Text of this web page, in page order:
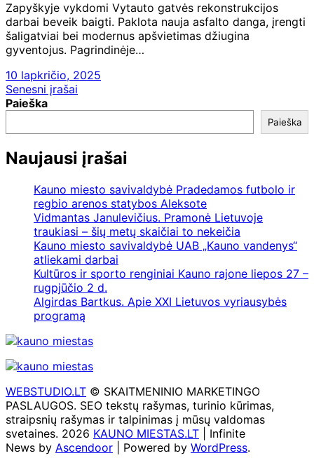
Zapyškyje vykdomi Vytauto gatvės rekonstrukcijos
darbai beveik baigti. Paklota nauja asfalto danga, įrengti
šaligatviai bei modernus apšvietimas džiugina
gyventojus. Pagrindinėje…
10 lapkričio, 2025
Navigacija
tarp
įrašų
Senesni įrašai
Paieška
Paieška
Naujausi įrašai
Kauno miesto savivaldybė Pradedamos futbolo ir
regbio arenos statybos Aleksote
Vidmantas Janulevičius. Pramonė Lietuvoje
traukiasi – šių metų skaičiai to nekeičia
Kauno miesto savivaldybė UAB „Kauno vandenys“
atliekami darbai
Kultūros ir sporto renginiai Kauno rajone liepos 27 –
rugpjūčio 2 d.
Algirdas Bartkus. Apie XXI Lietuvos vyriausybės
programą
WEBSTUDIO.LT © SKAITMENINIO MARKETINGO
PASLAUGOS. SEO tekstų rašymas, turinio kūrimas,
straipsnių rašymas ir talpinimas į mūsų valdomas
svetaines. 2026 KAUNO MIESTAS.LT | Infinite
News by Ascendoor | Powered by WordPress.